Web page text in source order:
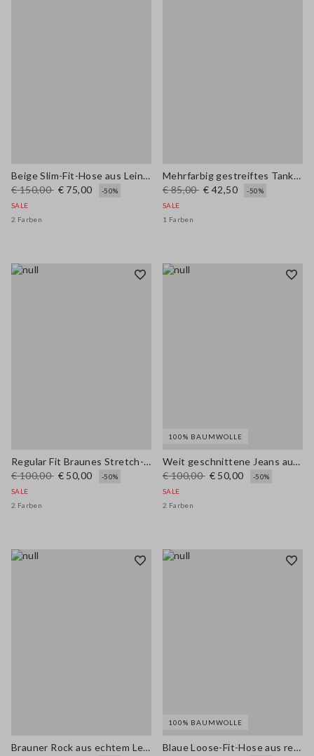
Beige Slim-Fit-Hose aus Leinenmischung
€ 150,00 € 75,00
-50%
SALE
2 Farben
Mehrfarbig gestreiftes Tanktop aus Viskosemix in Häkeloptik
€ 85,00 € 42,50
-50%
SALE
1 Farben
Regular Fit Braunes Stretch-Lyocell-Hemd
€ 100,00 € 50,00
-50%
SALE
2 Farben
100% BAUMWOLLE
Weit geschnittene Jeans aus reinem blauem Denim
€ 100,00 € 50,00
-50%
SALE
2 Farben
Brauner Rock aus echtem Leder, reguläre Passform
100% BAUMWOLLE
Blaue Loose-Fit-Hose aus reiner Baumwolle